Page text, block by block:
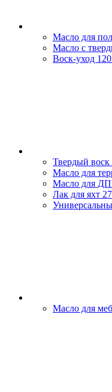
Масло для
Масло с
Воск-уход
Твердый воск
Масло для
Масло для
Лак для яхт
Масло для